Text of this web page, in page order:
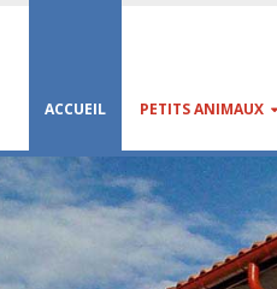
ACCUEIL PETITS ANIMAUX